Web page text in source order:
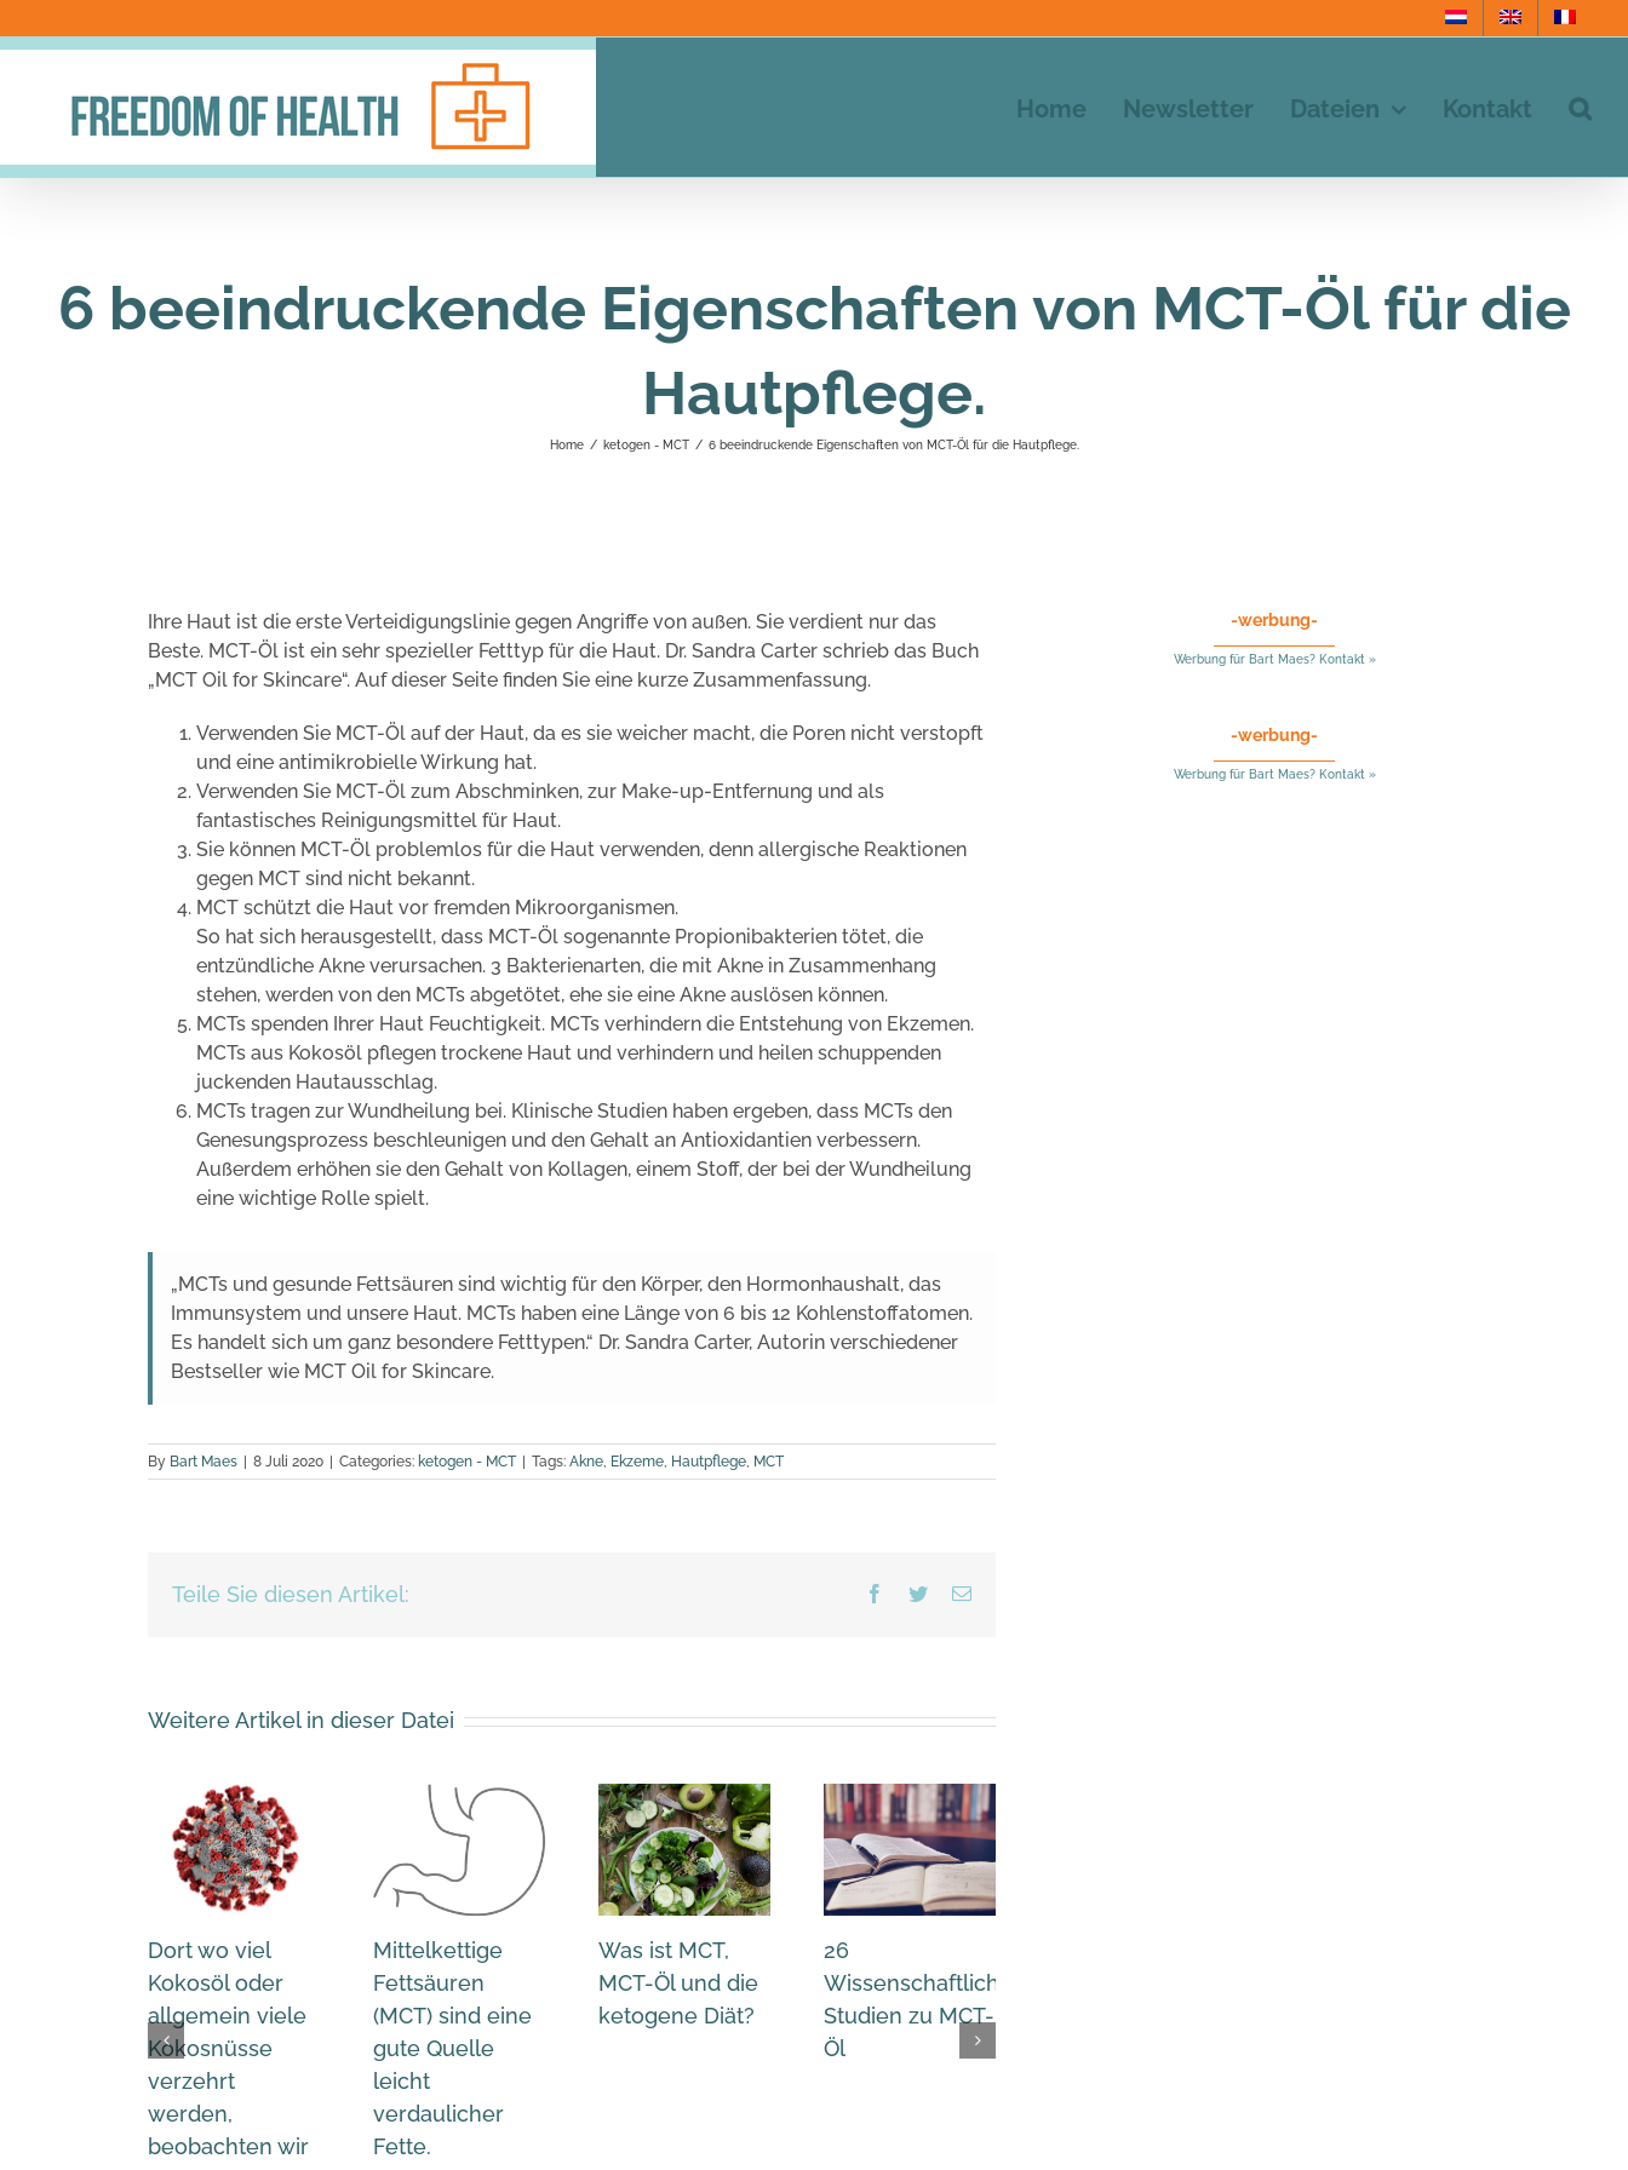
to
Home Newsletter Dateien Kontakt
6 beeindruckende Eigenschaften von MCT-Öl für die
Hautpflege.
Home / ketogen - MCT / 6 beeindruckende Eigenschaften von MCT-Öl für die Hautpflege.
Ihre Haut ist die erste Verteidigungslinie gegen Angriffe von außen. Sie verdient nur das
Beste. MCT-Öl ist ein sehr spezieller Fetttyp für die Haut. Dr. Sandra Carter schrieb das Buch
„MCT Oil for Skincare“. Auf dieser Seite finden Sie eine kurze Zusammenfassung.
Verwenden Sie MCT-Öl auf der Haut, da es sie weicher macht, die Poren nicht verstopft
und eine antimikrobielle Wirkung hat.
Verwenden Sie MCT-Öl zum Abschminken, zur Make-up-Entfernung und als
fantastisches Reinigungsmittel für Haut.
Sie können MCT-Öl problemlos für die Haut verwenden, denn allergische Reaktionen
gegen MCT sind nicht bekannt.
MCT schützt die Haut vor fremden Mikroorganismen.
So hat sich herausgestellt, dass MCT-Öl sogenannte Propionibakterien tötet, die
entzündliche Akne verursachen. 3 Bakterienarten, die mit Akne in Zusammenhang
stehen, werden von den MCTs abgetötet, ehe sie eine Akne auslösen können.
MCTs spenden Ihrer Haut Feuchtigkeit. MCTs verhindern die Entstehung von Ekzemen.
MCTs aus Kokosöl pflegen trockene Haut und verhindern und heilen schuppenden
juckenden Hautausschlag.
MCTs tragen zur Wundheilung bei. Klinische Studien haben ergeben, dass MCTs den
Genesungsprozess beschleunigen und den Gehalt an Antioxidantien verbessern.
Außerdem erhöhen sie den Gehalt von Kollagen, einem Stoff, der bei der Wundheilung
eine wichtige Rolle spielt.
„MCTs und gesunde Fettsäuren sind wichtig für den Körper, den Hormonhaushalt, das
Immunsystem und unsere Haut. MCTs haben eine Länge von 6 bis 12 Kohlenstoffatomen.
Es handelt sich um ganz besondere Fetttypen.“ Dr. Sandra Carter, Autorin verschiedener
Bestseller wie MCT Oil for Skincare.
By Bart Maes 8 Juli 2020 Categories: ketogen - MCT Tags: Akne, Ekzeme, Hautpflege, MCT
Teile Sie diesen Artikel: Facebook
TwitterEmail
Weitere Artikel in dieser Datei
Dort wo viel
Kokosöl oder
allgemein viele
Kokosnüsse
verzehrt
werden,
beobachten wir
Mittelkettige
Fettsäuren
(MCT) sind eine
gute Quelle
leicht
verdaulicher
Fette.
Was ist MCT,
MCT-Öl und die
ketogene Diät?
26
Wissenschaftliche
Studien zu MCT-
Öl
-werbung-
Werbung für Bart Maes? Kontakt »
-werbung-
Werbung für Bart Maes? Kontakt »